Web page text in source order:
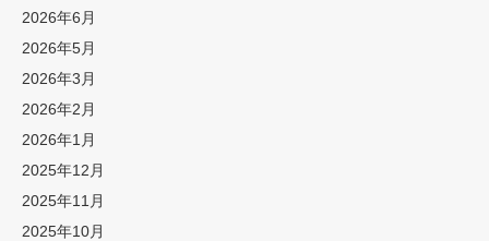
2026年6月
2026年5月
2026年3月
2026年2月
2026年1月
2025年12月
2025年11月
2025年10月